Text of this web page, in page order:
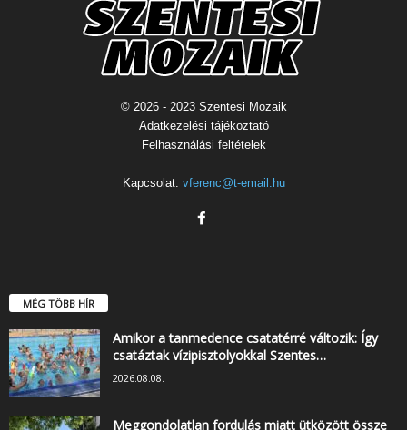
© 2026 - 2023 Szentesi Mozaik
Adatkezelési tájékoztató
Felhasználási feltételek
Kapcsolat: vferenc@t-email.hu
MÉG TÖBB HÍR
Amikor a tanmedence csatatérré változik: Így
csatáztak vízipisztolyokkal Szentes…
2026.08.08.
Meggondolatlan fordulás miatt ütközött össze